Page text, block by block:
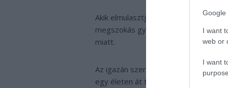
Google
I want
web or
I want
Akik elmulasztják és maradnak,
megszokás győz és félő, hogy
miatt.
Az igazán szerencsések mégis
egy életen át tartó boldog